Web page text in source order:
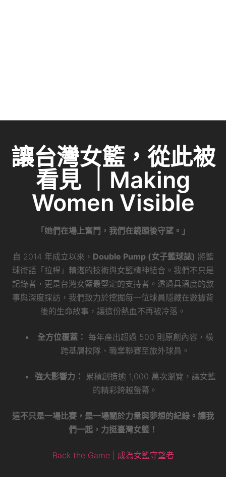
讓台灣女籃，從此被
看見 ｜Making
Women Visible
「她們在場上奮鬥，我們在鏡頭後守望。」
自 2014 年成立以來， Double Pump (女子籃球誌) 將籃
球術語「拉桿」精湛的技術與女籃精神結合。我們不只是
記錄者，更是台灣女籃最堅定的支持者。透過具溫度的敘
事與深度採訪，我們致力於挖掘每一位球員隱藏在數據背
後的生命故事，讓這份熱血不再被冷落。
全方位覆蓋： 每年產出超過 500 則原創內容，橫
跨基層校隊、職業聯賽至旅外球員。
強大影響力：
累積創造逾 1,000 萬次瀏覽，讓女籃
的精彩跨越螢幕。
這不只是一場比賽，是一場關於力量與夢想的紀錄。讓我
們一起，力挺臺灣女籃！
Back the Game | 成為女籃守望者